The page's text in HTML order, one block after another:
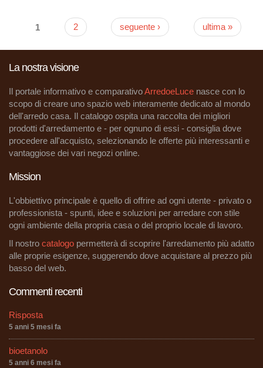
Pagine
1 2 seguente › ultima »
La nostra visione
Il portale informativo e comparativoArredoeLuce nasce con lo
scopo di creare uno spazio web interamente dedicato al mondo
dell'arredo casa. Il catalogo ospita una raccolta dei migliori
prodotti d'arredamento e - per ognuno di essi - consiglia dove
procedere all'acquisto, selezionando le offerte più interessanti e
vantaggiose dei vari negozi online.
Mission
L'obbiettivo principale è quello di offrire ad ogni utente - privato o
professionista - spunti, idee e soluzioni per arredare con stile
ogni ambiente della propria casa o del proprio locale di lavoro.
Il nostro catalogo permetterà di scoprire l'arredamento più adatto
alle proprie esigenze, suggerendo dove acquistare al prezzo più
basso del web.
Commenti recenti
Risposta
5 anni 5 mesi fa
bioetanolo
5 anni 6 mesi fa